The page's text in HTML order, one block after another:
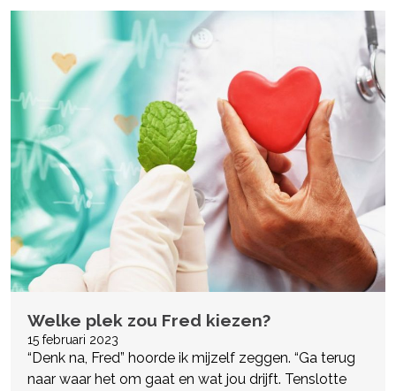
Welke plek zou Fred kiezen?
15 februari 2023
“Denk na, Fred” hoorde ik mijzelf zeggen. “Ga terug
naar waar het om gaat en wat jou drijft. Tenslotte